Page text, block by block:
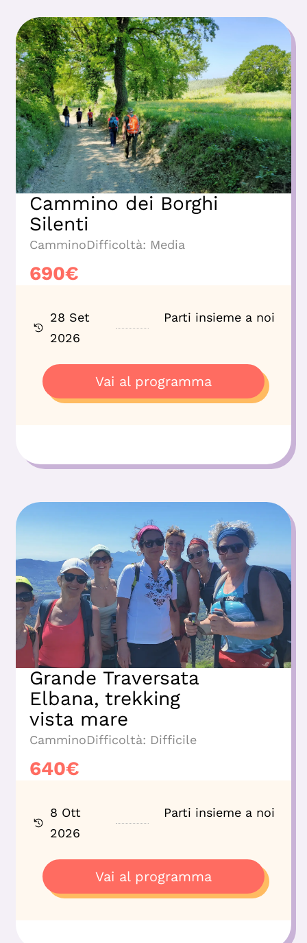
Cammino dei Borghi
Silenti
CamminoDifficoltà: Media
690€
28 Set
2026
Parti insieme a noi
Vai al programma
Grande Traversata
Elbana, trekking
vista mare
CamminoDifficoltà: Difficile
640€
8 Ott
2026
Parti insieme a noi
Vai al programma